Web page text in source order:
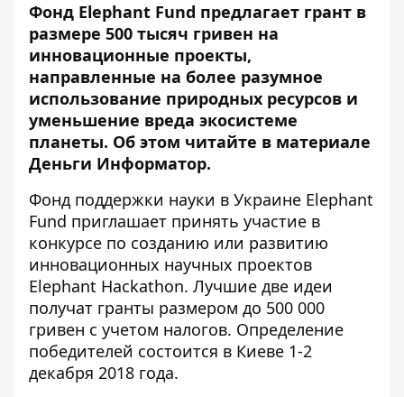
Фонд Elephant Fund предлагает грант в
размере 500 тысяч гривен на
инновационные проекты,
направленные на более разумное
использование природных ресурсов и
уменьшение вреда экосистеме
планеты. Об этом читайте в материале
Деньги Информатор.
Фонд поддержки науки в Украине Elephant
Fund приглашает принять участие в
конкурсе по созданию или развитию
инновационных научных проектов
Elephant Hackathon. Лучшие две идеи
получат гранты размером до 500 000
гривен с учетом налогов. Определение
победителей состоится в Киеве 1-2
декабря 2018 года.